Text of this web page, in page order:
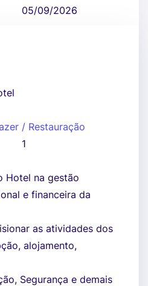
05/09/2026
/ Restauração
1
na gestão
e financeira da
as atividades dos
alojamento,
Segurança e demais